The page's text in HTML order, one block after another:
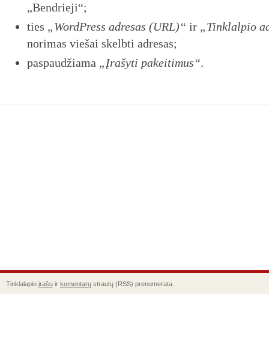
„Bendrieji“;
ties „WordPress adresas (URL)“ ir „Tinklalpio
norimas viešai skelbti adresas;
paspaudžiama „Įrašyti pakeitimus“.
Tinklalapio įrašų ir komentarų strautų (RSS) prenumerata.